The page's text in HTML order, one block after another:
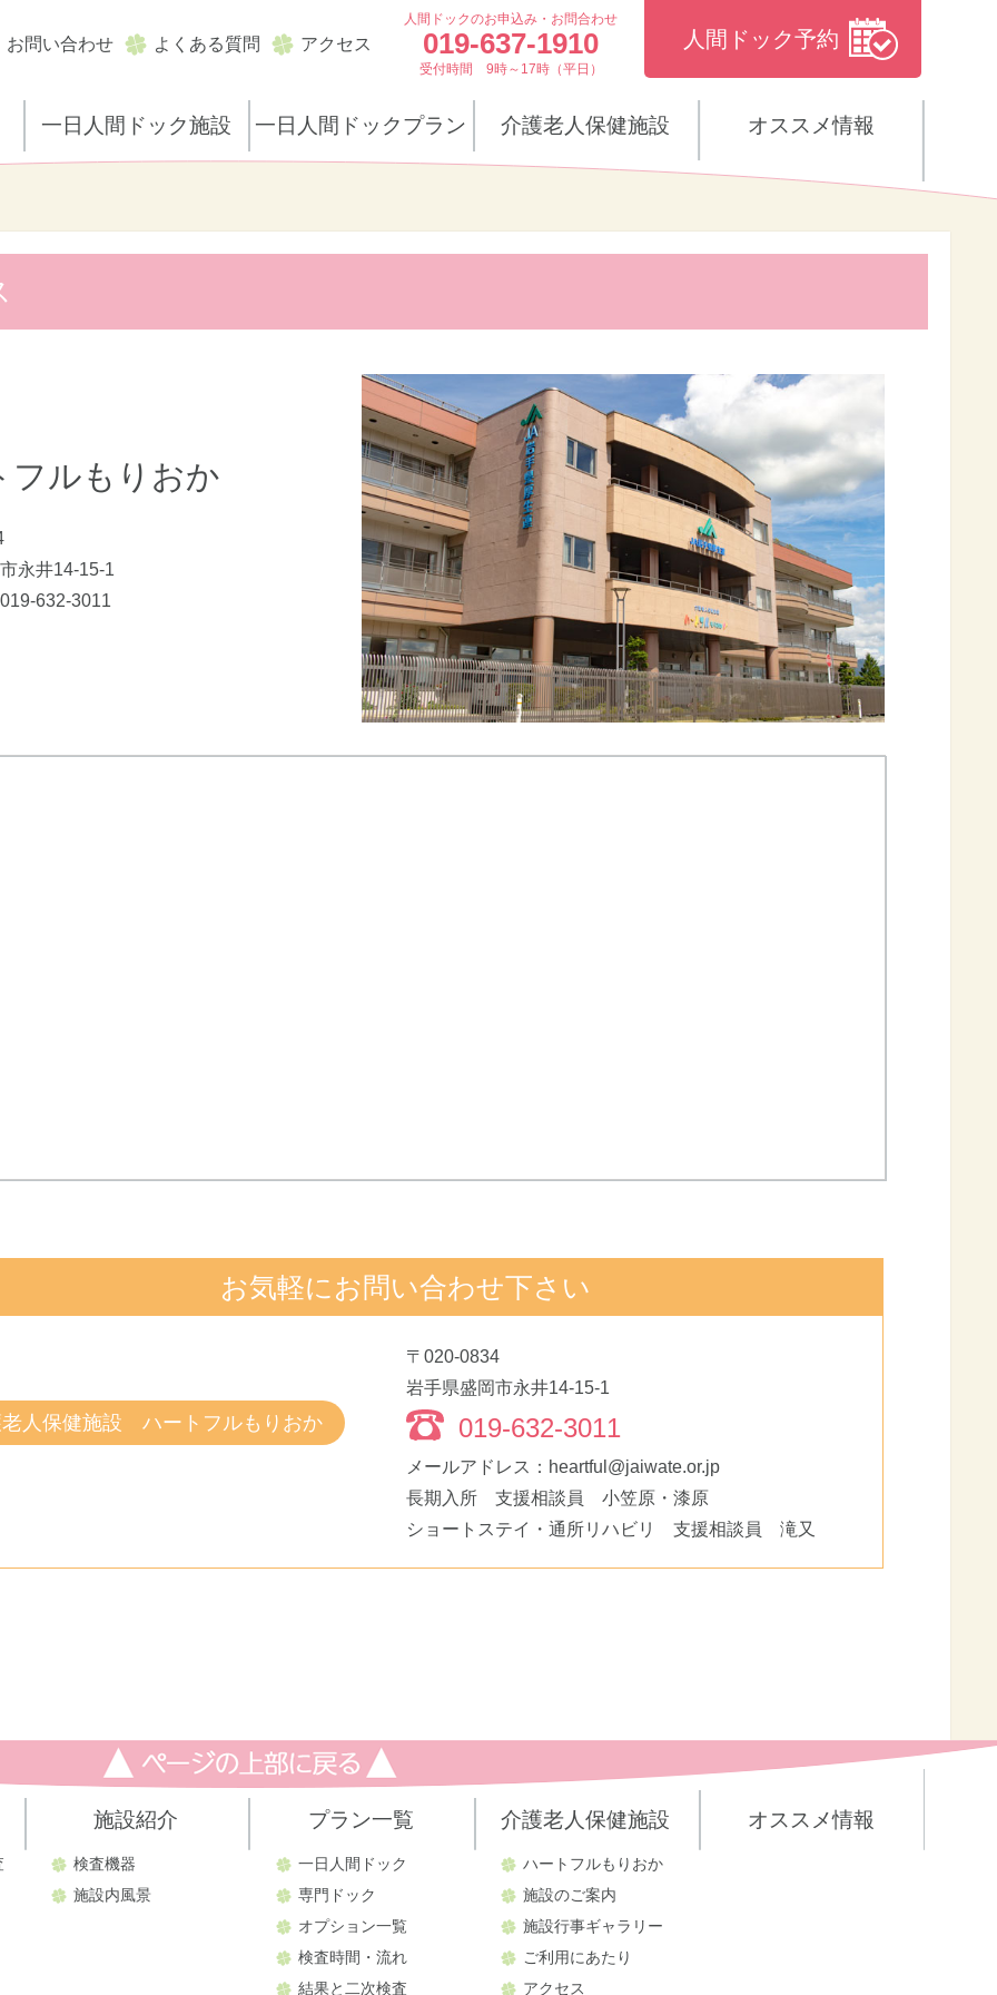
アクセス
よくある質問
お問い合わせ
人間ドックのお申込み・お問合わせ
019-637-1910
受付時間 9時～17時（平日）
人間ドック予約
一日人間ドック施設 一日人間ドックプラン 介護老人保健施設 オススメ情報
フルもりおか
永井14-15-1
019-632-3011
お気軽にお問い合わせ下さい
人保健施設 ハートフルもりおか
〒020-0834
岩手県盛岡市永井14-15-1
019-632-3011
メールアドレス：heartful@jaiwate.or.jp
長期入所 支援相談員 小笠原・漆原
ショートステイ・通所リハビリ 支援相談員 滝又
施設紹介
検査機器
施設内風景
プラン一覧
一日人間ドック
専門ドック
オプション一覧
検査時間・流れ
結果と二次検査
介護老人保健施設
ハートフルもりおか
施設のご案内
施設行事ギャラリー
ご利用にあたり
アクセス
オススメ情報